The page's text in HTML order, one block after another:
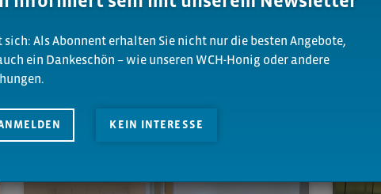
587€ 86.2m² 3 191
sich: Als Abonnent erhalten Sie nicht nur die besten Angebote,
ein Dankeschön – wie unseren WCH-Honig oder andere
KEIN INTERESSE